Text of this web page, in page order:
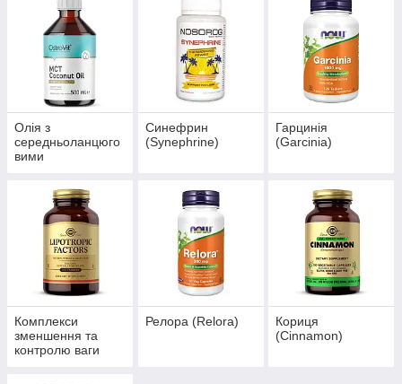
Олія з
середньоланцюго
вими
Синефрин
(Synephrine)
Гарцинія
(Garcinia)
Комплекси
зменшення та
контролю ваги
Релора (Relora)
Кориця
(Cinnamon)